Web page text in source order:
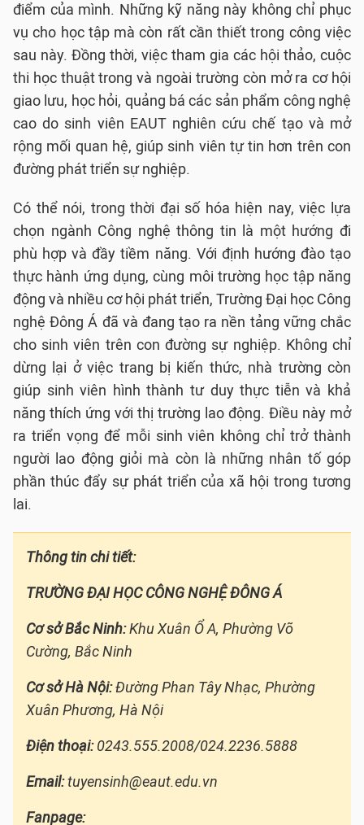
điểm của mình. Những kỹ năng này không chỉ phục
vụ cho học tập mà còn rất cần thiết trong công việc
sau này. Đồng thời, việc tham gia các hội thảo, cuộc
thi học thuật trong và ngoài trường còn mở ra cơ hội
giao lưu, học hỏi, quảng bá các sản phẩm công nghệ
cao do sinh viên EAUT nghiên cứu chế tạo và mở
rộng mối quan hệ, giúp sinh viên tự tin hơn trên con
đường phát triển sự nghiệp.
Có thể nói, trong thời đại số hóa hiện nay, việc lựa
chọn ngành Công nghệ thông tin là một hướng đi
phù hợp và đầy tiềm năng. Với định hướng đào tạo
thực hành ứng dụng, cùng môi trường học tập năng
động và nhiều cơ hội phát triển, Trường Đại học Công
nghệ Đông Á đã và đang tạo ra nền tảng vững chắc
cho sinh viên trên con đường sự nghiệp. Không chỉ
dừng lại ở việc trang bị kiến thức, nhà trường còn
giúp sinh viên hình thành tư duy thực tiễn và khả
năng thích ứng với thị trường lao động. Điều này mở
ra triển vọng để mỗi sinh viên không chỉ trở thành
người lao động giỏi mà còn là những nhân tố góp
phần thúc đẩy sự phát triển của xã hội trong tương
lai.
Thông tin chi tiết:
TRƯỜNG ĐẠI HỌC CÔNG NGHỆ ĐÔNG Á
Cơ sở Bắc Ninh:Khu Xuân Ổ A, Phường Võ
Cường, Bắc Ninh
Cơ sở Hà Nội:Đường Phan Tây Nhạc, Phường
Xuân Phương, Hà Nội
Điện thoại:0243.555.2008/024.2236.5888
Email:tuyensinh@eaut.edu.vn
Fanpage: